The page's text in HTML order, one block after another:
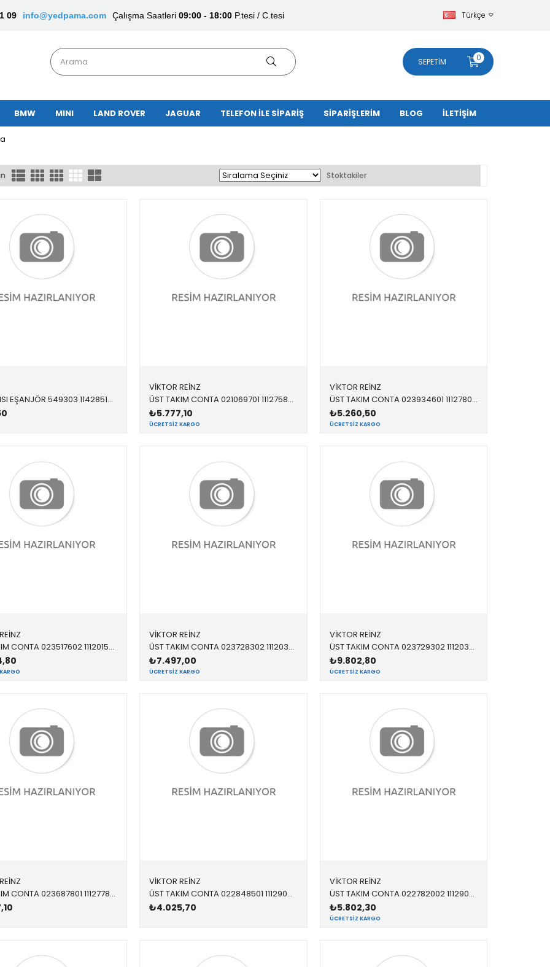
09 info@yedpama.com Çalışma Saatleri 09:00 - 18:00P.tesi / C.tesi Türkçe
SEPETIM 0
BMW MINI LAND ROVER JAGUAR TELEFON İLE SİPARİŞ SİPARİŞLERİM BLOG İLETİŞİM
Stoktakiler
CONTA ISI EŞANJÖR 549303 11428516396 11428516396 F10,F20,F30,F32,F34,F36,E90,E92,E93,F01,F02,X1,X3, N47N,N57N
VİKTOR REİNZ
ÜST TAKIM CONTA 021069701 11127588418 11127588418 E84,E89,F01,F02,F06,F07,F10,F11,F12,F13,F15,F16,F1 N20,N26
₺5.777,10
ÜCRETSIZ KARGO
VİKTOR REİNZ
ÜST TAKIM CONTA 023934601 11127807293 11127807293 E60,E61,E81,E82,E83,E84,E87,E88,E90,E91,E92,E93 N47
₺5.260,50
ÜCRETSIZ KARGO
ÜST TAKIM CONTA 023517602 11120150670 11120150670 E46,E53,E60,E61,E65,E66,E83 M57N
VİKTOR REİNZ
ÜST TAKIM CONTA 023728302 11120391679 11120391679 E81,E87,E90 N45,N45N SKC YOK
₺7.497,00
ÜCRETSIZ KARGO
VİKTOR REİNZ
ÜST TAKIM CONTA 023729302 11120391974 11120391974 E60,E81,E82,E84,E87,E88,E90,E91,E92,E93, N46,N46N
₺9.802,80
ÜCRETSIZ KARGO
ÜST TAKIM CONTA 023687801 11127788072 11127788072 E46,E60,E61,E83,E87,E90,E91 M47N,M47N2
VİKTOR REİNZ
ÜST TAKIM CONTA 022848501 11129063333 11129063333 E30,E36 M42 > 09/1992
₺4.025,70
VİKTOR REİNZ
ÜST TAKIM CONTA 022782002 11129064467 11129064467 E34,E36 M50 325
₺5.802,30
ÜCRETSIZ KARGO